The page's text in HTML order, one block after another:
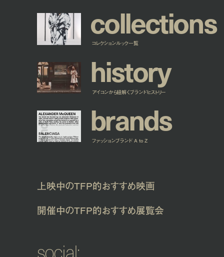
collections
コレクションルック一覧
history
アイコンから紐解くブランドヒストリー
brands
ファッションブランド A to Z
上映中のTFP的おすすめ映画
開催中のTFP的おすすめ展覧会
social: